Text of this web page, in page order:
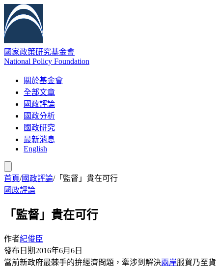
國家政策研究基金會
National Policy Foundation
關於基金會
全部文章
國政評論
國政分析
國政研究
最新消息
English
首頁/國政評論/「監督」貴在可行
國政評論
「監督」貴在可行
作者紀俊臣
發布日期2016年6月6日
當前新政府最棘手的拚經濟問題，牽涉到解決兩岸服貿乃至貨